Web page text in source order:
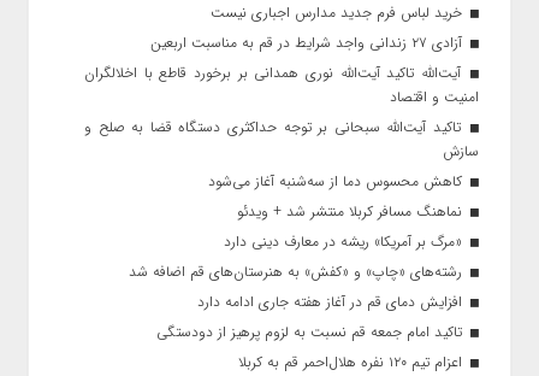
خرید لباس فرم جدید مدارس اجباری نیست
آزادی ۲۷ زندانی واجد شرایط در قم به مناسبت اربعین
آیت‌الله تاکید آیت‌الله نوری همدانی بر برخورد قاطع با اخلالگران
امنیت و اقتصاد
تاکید آیت‌الله‌ سبحانی بر توجه حداکثری دستگاه قضا به صلح و
سازش
کاهش محسوس دما از سه‌شنبه آغاز می‌شود
نماهنگ مسافر کربلا منتشر شد + ویدئو
«مرگ بر آمریکا» ریشه در معارف دینی دارد
رشته‌های «چاپ» و «کفش» به هنرستان‌های قم اضافه شد
افزایش دمای قم در آغاز هفته جاری ادامه دارد
تاکید امام جمعه قم نسبت به لزوم پرهیز از دودستگی
اعزام تیم ۱۲۰ نفره هلال‌احمر قم به کربلا